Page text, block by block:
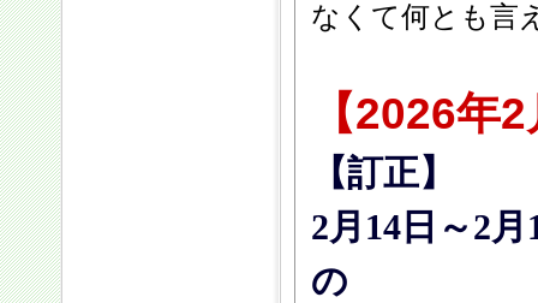
なくて何とも言
【2026年
【訂正】
2月14日～2
の